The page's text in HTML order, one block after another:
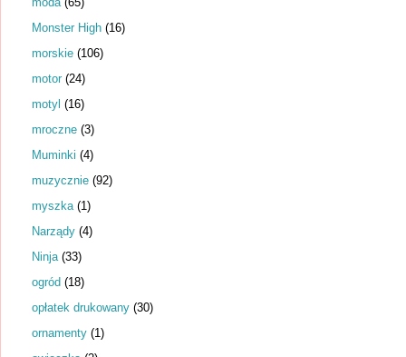
Monster High (16)
morskie (106)
motor (24)
motyl (16)
mroczne (3)
Muminki (4)
muzycznie (92)
myszka (1)
Narządy (4)
Ninja (33)
ogród (18)
opłatek drukowany (30)
ornamenty (1)